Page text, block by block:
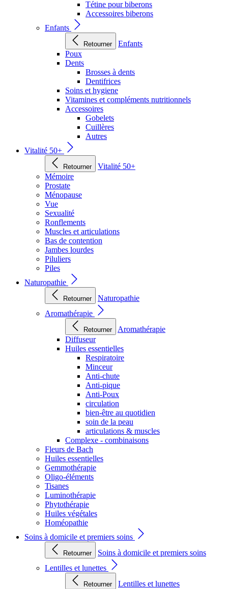
Tétine pour biberons
Accessoires biberons
Enfants
Retourner
Enfants
Poux
Dents
Brosses à dents
Dentifrices
Soins et hygiene
Vitamines et compléments nutritionnels
Accessoires
Gobelets
Cuillères
Autres
Vitalité 50+
Retourner
Vitalité 50+
Mémoire
Prostate
Ménopause
Vue
Sexualité
Ronflements
Muscles et articulations
Bas de contention
Jambes lourdes
Piluliers
Piles
Naturopathie
Retourner
Naturopathie
Aromathérapie
Retourner
Aromathérapie
Diffuseur
Huiles essentielles
Respiratoire
Minceur
Anti-chute
Anti-pique
Anti-Poux
circulation
bien-être au quotidien
soin de la peau
articulations & muscles
Complexe - combinaisons
Fleurs de Bach
Huiles essentielles
Gemmothérapie
Oligo-éléments
Tisanes
Luminothérapie
Phytothérapie
Huiles végétales
Homéopathie
Soins à domicile et premiers soins
Retourner
Soins à domicile et premiers soins
Lentilles et lunettes
Retourner
Lentilles et lunettes